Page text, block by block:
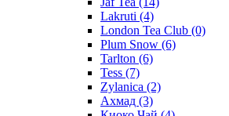
Lakruti (4)
London Tea Club (0)
Plum Snow (6)
Tarlton (6)
Tess (7)
Zylanica (2)
Ахмад (3)